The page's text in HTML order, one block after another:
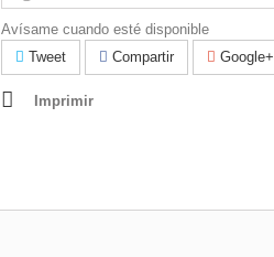
Avísame cuando esté disponible
Tweet
Compartir Google+
Imprimir